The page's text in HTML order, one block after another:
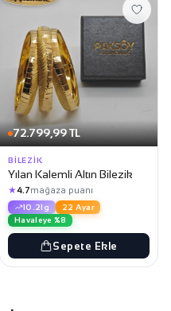
72.799,99 TL
BILEZIK
Yılan Kalemli Altın Bilezik
★4.7mağaza puanı
10.21g
22 Ayar
Havaleye %8
Sepete Ekle